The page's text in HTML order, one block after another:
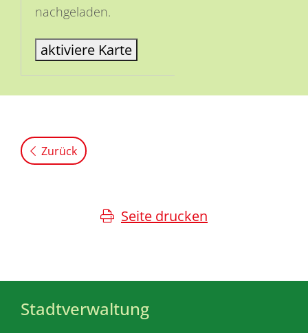
nachgeladen.
aktiviere Karte
Zurück
Seite drucken
Stadtverwaltung